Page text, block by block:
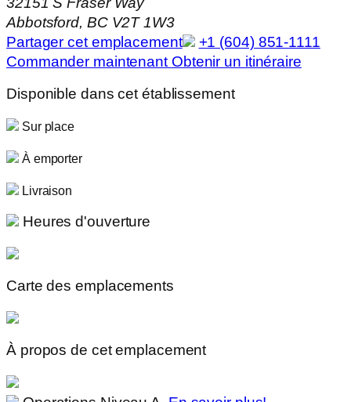
Abbotsford, BC V2T 1W3
Partager cet emplacement
+1 (604) 851-1111
Commander maintenant Obtenir un itinéraire
Disponible dans cet établissement
Sur place
À emporter
Livraison
Heures d'ouverture
Carte des emplacements
À propos de cet emplacement